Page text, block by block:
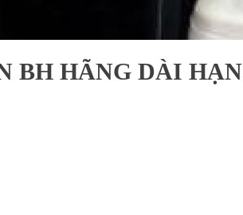
BH HÃNG DÀI HẠN